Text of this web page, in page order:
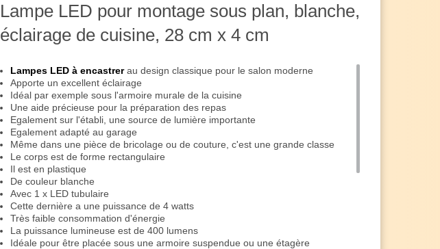
Lampe LED pour montage sous plan, blanche,
éclairage de cuisine, 28 cm x 4 cm
Lampes LED à encastrer au design classique pour le salon moderne
Apporte un excellent éclairage
Idéal par exemple sous l'armoire murale de la cuisine
Une aide précieuse pour la préparation des repas
Egalement sur l'établi, une source de lumière importante
Egalement adapté au garage
Même dans une pièce de bricolage ou de couture, c'est une grande classe
Le corps est de forme rectangulaire
Il est en plastique
De couleur blanche
Avec 1 x LED tubulaire
Cette dernière a une puissance de 4 watts
Très faible consommation d'énergie
La puissance lumineuse est de 400 lumens
Idéale pour être placée sous une armoire suspendue ou une étagère